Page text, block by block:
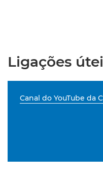
Ligações
Canal do YouTube da